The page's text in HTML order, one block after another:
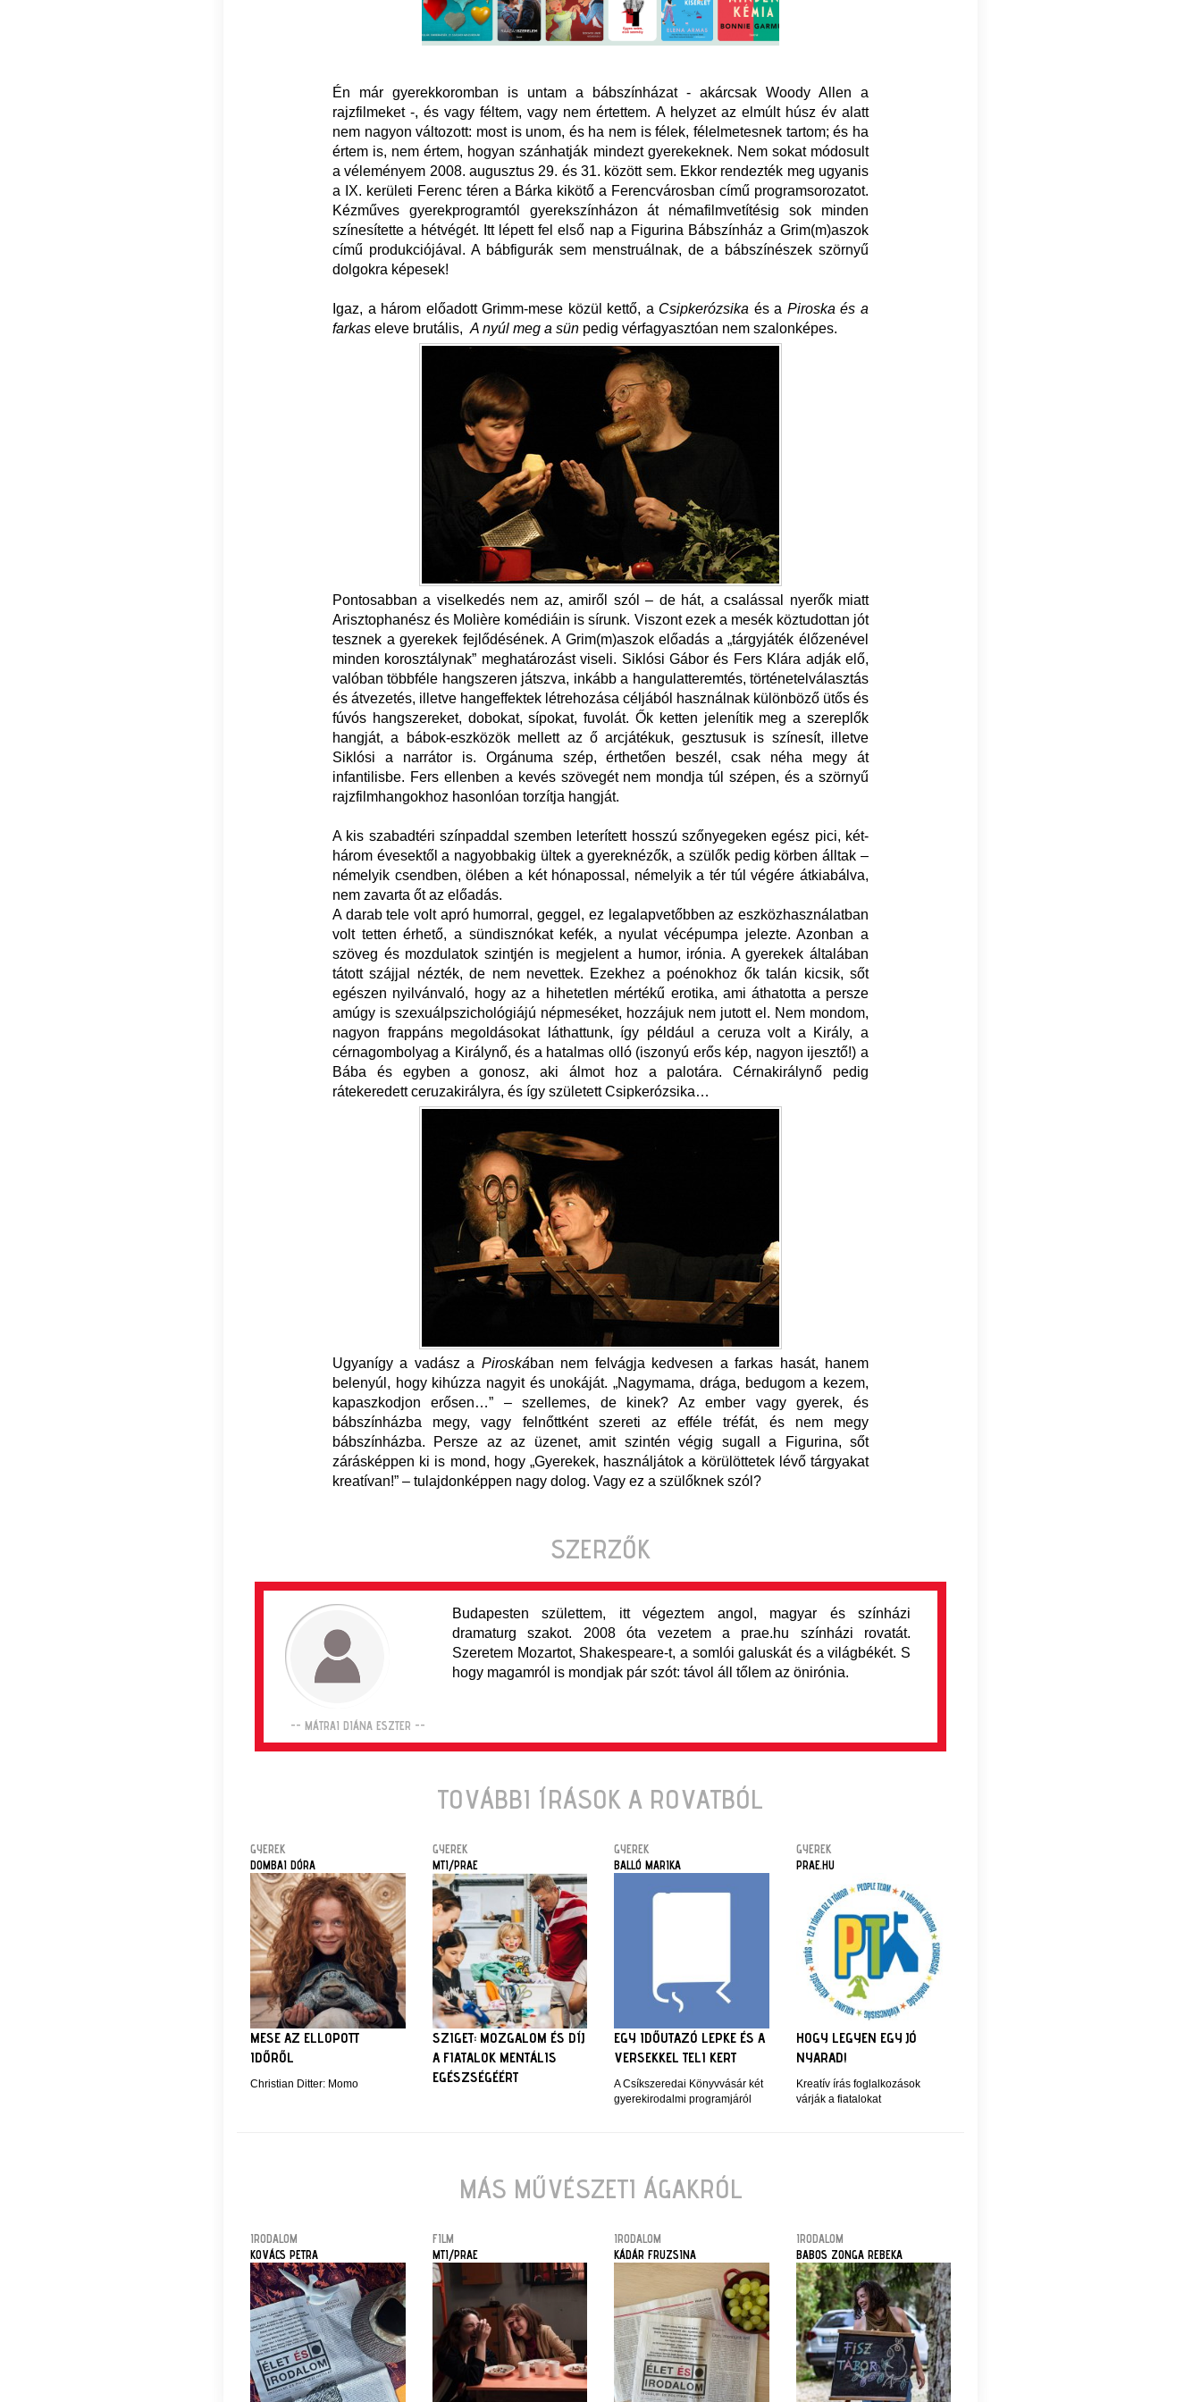
Én már gyerekkoromban is untam a bábszínházat - akárcsak Woody Allen a
rajzfilmeket -, és vagy féltem, vagy nem értettem. A helyzet az elmúlt húsz év alatt
nem nagyon változott: most is unom, és ha nem is félek, félelmetesnek tartom; és ha
értem is, nem értem, hogyan szánhatják mindezt gyerekeknek. Nem sokat módosult
a véleményem 2008. augusztus 29. és 31. között sem. Ekkor rendezték meg ugyanis
a IX. kerületi Ferenc téren a Bárka kikötő a Ferencvárosban című programsorozatot.
Kézműves gyerekprogramtól gyerekszínházon át némafilmvetítésig sok minden
színesítette a hétvégét. Itt lépett fel első nap a Figurina Bábszínház a Grim(m)aszok
című produkciójával. A bábfigurák sem menstruálnak, de a bábszínészek szörnyű
dolgokra képesek!
Igaz, a három előadott Grimm-mese közül kettő, a Csipkerózsika és a Piroska és a
farkas eleve brutális, A nyúl meg a sünpedig vérfagyasztóan nem szalonképes.
Pontosabban a viselkedés nem az, amiről szól – de hát, a csalással nyerők miatt
Arisztophanész és Molière komédiáin is sírunk. Viszont ezek a mesék köztudottan jót
tesznek a gyerekek fejlődésének. A Grim(m)aszok előadás a „tárgyjáték élőzenével
minden korosztálynak” meghatározást viseli. Siklósi Gábor és Fers Klára adják elő,
valóban többféle hangszeren játszva, inkább a hangulatteremtés, történetelválasztás
és átvezetés, illetve hangeffektek létrehozása céljából használnak különböző ütős és
fúvós hangszereket, dobokat, sípokat, fuvolát. Ők ketten jelenítik meg a szereplők
hangját, a bábok-eszközök mellett az ő arcjátékuk, gesztusuk is színesít, illetve
Siklósi a narrátor is. Orgánuma szép, érthetően beszél, csak néha megy át
infantilisbe. Fers ellenben a kevés szövegét nem mondja túl szépen, és a szörnyű
rajzfilmhangokhoz hasonlóan torzítja hangját.
A kis szabadtéri színpaddal szemben leterített hosszú szőnyegeken egész pici, két-
három évesektől a nagyobbakig ültek a gyereknézők, a szülők pedig körben álltak –
némelyik csendben, ölében a két hónapossal, némelyik a tér túl végére átkiabálva,
nem zavarta őt az előadás.
A darab tele volt apró humorral, geggel, ez legalapvetőbben az eszközhasználatban
volt tetten érhető, a sündisznókat kefék, a nyulat vécépumpa jelezte. Azonban a
szöveg és mozdulatok szintjén is megjelent a humor, irónia. A gyerekek általában
tátott szájjal nézték, de nem nevettek. Ezekhez a poénokhoz ők talán kicsik, sőt
egészen nyilvánvaló, hogy az a hihetetlen mértékű erotika, ami áthatotta a persze
amúgy is szexuálpszichológiájú népmeséket, hozzájuk nem jutott el. Nem mondom,
nagyon frappáns megoldásokat láthattunk, így például a ceruza volt a Király, a
cérnagombolyag a Királynő, és a hatalmas olló (iszonyú erős kép, nagyon ijesztő!) a
Bába és egyben a gonosz, aki álmot hoz a palotára. Cérnakirálynő pedig
rátekeredett ceruzakirályra, és így született Csipkerózsika…
Ugyanígy a vadász a Piroskában nem felvágja kedvesen a farkas hasát, hanem
belenyúl, hogy kihúzza nagyit és unokáját. „Nagymama, drága, bedugom a kezem,
kapaszkodjon erősen…” – szellemes, de kinek? Az ember vagy gyerek, és
bábszínházba megy, vagy felnőttként szereti az efféle tréfát, és nem megy
bábszínházba. Persze az az üzenet, amit szintén végig sugall a Figurina, sőt
zárásképpen ki is mond, hogy „Gyerekek, használjátok a körülöttetek lévő tárgyakat
kreatívan!” – tulajdonképpen nagy dolog. Vagy ez a szülőknek szól?
SZERZŐK
-- MÁTRAI DIÁNA ESZTER --
Budapesten születtem, itt végeztem angol, magyar és színházi
dramaturg szakot. 2008 óta vezetem a prae.hu színházi rovatát.
Szeretem Mozartot, Shakespeare-t, a somlói galuskát és a világbékét. S
hogy magamról is mondjak pár szót: távol áll tőlem az önirónia.
TOVÁBBI ÍRÁSOK A ROVATBÓL
GYEREK
DOMBAI DÓRA
MESE AZ ELLOPOTT
IDŐRŐL
Christian Ditter: Momo
GYEREK
MTI/PRAE
SZIGET: MOZGALOM ÉS DÍJ
A FIATALOK MENTÁLIS
EGÉSZSÉGÉÉRT
GYEREK
BALLÓ MARIKA
EGY IDŐUTAZÓ LEPKE ÉS A
VERSEKKEL TELI KERT
A Csíkszeredai Könyvvásár két
gyerekirodalmi programjáról
GYEREK
PRAE.HU
HOGY LEGYEN EGY JÓ
NYARAD!
Kreatív írás foglalkozások
várják a fiatalokat
MÁS MŰVÉSZETI ÁGAKRÓL
IRODALOM
KOVÁCS PETRA
FILM
MTI/PRAE
IRODALOM
KÁDÁR FRUZSINA
IRODALOM
BABOS ZONGA REBEKA